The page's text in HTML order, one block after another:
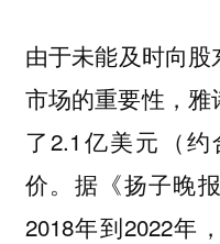
由于未能及时向
市场的重要性，雅
了2.1亿美元（
价。据《扬子晚
2018年到2022年